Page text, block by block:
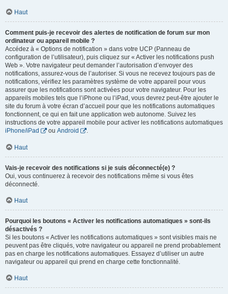
Haut
Comment puis-je recevoir des alertes de notification de forum sur mon
ordinateur ou appareil mobile ?
Accédez à « Options de notification » dans votre UCP (Panneau de
configuration de l’utilisateur), puis cliquez sur « Activer les notifications push
Web ». Votre navigateur peut demander l’autorisation d’envoyer des
notifications, assurez-vous de l’autoriser. Si vous ne recevez toujours pas de
notifications, vérifiez les paramètres système de votre appareil pour vous
assurer que les notifications sont activées pour votre navigateur. Pour les
appareils mobiles tels que l’iPhone ou l’iPad, vous devrez peut-être ajouter le
site du forum à votre écran d’accueil pour que les notifications automatiques
fonctionnent, ce qui en fait une application web autonome. Suivez les
instructions de votre appareil mobile pour activer les notifications automatiques
iPhone/iPad
ou Android .
Haut
Vais-je recevoir des notifications si je suis déconnecté(e) ?
Oui, vous continuerez à recevoir des notifications même si vous êtes
déconnecté.
Haut
Pourquoi les boutons « Activer les notifications automatiques » sont-ils
désactivés ?
Si les boutons « Activer les notifications automatiques » sont visibles mais ne
peuvent pas être cliqués, votre navigateur ou appareil ne prend probablement
pas en charge les notifications automatiques. Essayez d’utiliser un autre
navigateur ou appareil qui prend en charge cette fonctionnalité.
Haut